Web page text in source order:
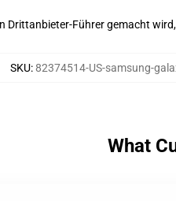
Drittanbieter-Führer gemacht
SKU:82374514-US-samsung-
What